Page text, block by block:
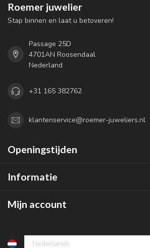
Roemer juwelier
Stap binnen en laat u betoveren!
Passage 25D
4701AN Roosendaal
Nederland
+31 165 382762
klantenservice@roemer-juweliers.nl
Openingstijden
Informatie
Mijn account